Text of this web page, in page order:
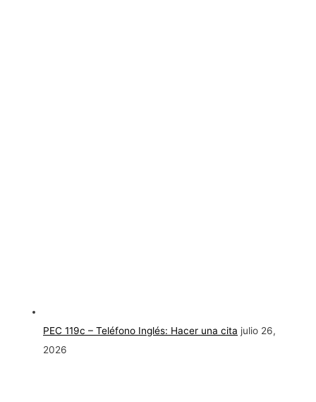
PEC 119c – Teléfono Inglés: Hacer una cita julio 26,
2026